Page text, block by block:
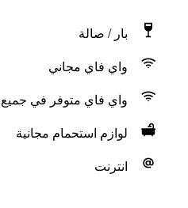
بار / صالة
واي فاي مجاني
واي فاي متوفر في جميع
لوازم استحمام مجانية
انترنت